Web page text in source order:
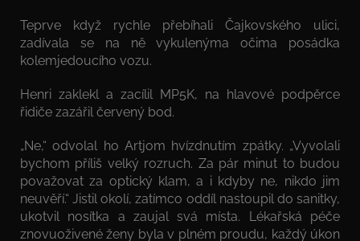
Teprve když rychle přebíhali Čajkovského ulici,
zadívala se na ně vykulenýma očima posádka
kolemjedoucího vozu.
Henri zaklekl a zacílil MP5K, na hlavové podpěrce
řidiče zazářil červený bod.
„Ne,“ odvolal ho Artjom hvízdnutím zpátky. „Vyvolali
bychom příliš velký rozruch. Za pár minut to budou
považovat za optický klam, a i kdyby ne, nikdo jim
neuvěří.“ Jistil okolí, zatímco oddíl nastoupil do sanitky,
ukotvil nosítka a zaujal svá místa. Lékařská péče
znovuoživené ženy byla v plném proudu, každý úkon